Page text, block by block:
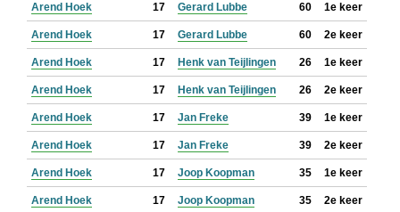
Arend Hoek 17 Gerard Lubbe 60 1e keer
Arend Hoek 17 Gerard Lubbe 60 2e keer
Arend Hoek 17 Henk van Teijlingen 26 1e keer
Arend Hoek 17 Henk van Teijlingen 26 2e keer
Arend Hoek 17 Jan Freke 39 1e keer
Arend Hoek 17 Jan Freke 39 2e keer
Arend Hoek 17 Joop Koopman 35 1e keer
Arend Hoek 17 Joop Koopman 35 2e keer